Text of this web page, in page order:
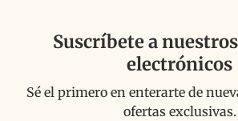
Suscríbete a
electrónicos
Sé el primero en enterarte de
ofertas exclusivas.